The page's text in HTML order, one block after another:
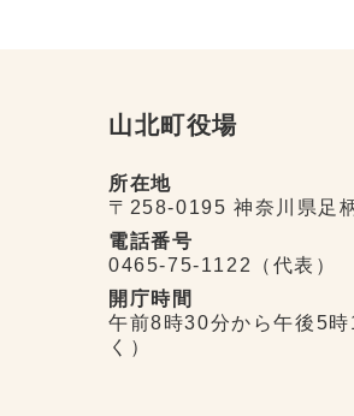
山北町役場
所在地
〒258-0195 神奈川県足
電話番号
0465-75-1122（代表）
開庁時間
午前8時30分から午後5
く）